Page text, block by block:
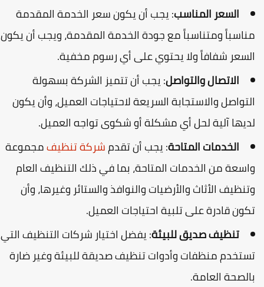
السعر المناسب: يجب أن يكون سعر الخدمة المقدمة
ومتناسباً مع جودة الخدمة المقدمة، ويجب أن يكون
شفافاً ولا يحتوي على أي رسوم مخفية.
الاتصال والتواصل: يجب أن تتميز الشركة بسهولة
والاستجابة السريعة لاحتياجات العميل، وأن يكون
آلية لحل أي مشكلة أو شكوى تواجه العميل.
الخدمات المتاحة: يجب أن تقدمشركةتنظيفمجموعة
من الخدمات المتاحة، بما في ذلك التنظيف العام
الأثاث والأرضيات والنوافذ والستائر وغيرها، وأن
قادرة على تلبية احتياجات العميل.
تنظيف صديق للبيئة: يفضل اختيار شركات التنظيف التي
منظفات وأدوات تنظيف صديقة للبيئة وغير ضارة
العامة.